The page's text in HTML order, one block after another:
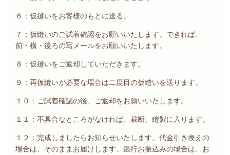
６：仮縫いをお客様のもとに送る。
７：仮縫いのご試着確認をお願いいたします。できれば、
前・横・後ろの写メールをお願いいたします。
８：仮縫いをご返却していただきます。
９：再仮縫いが必要な場合は二度目の仮縫いを送ります。
１０：ご試着確認の後、ご返却をお願いいたします。
１１：不具合なところがなければ、裁断、縫製に入ります。
１２：完成しましたらお知らせいたします。代金引き換えの
場合は、そのままお届けします。銀行お振込みの場合は、お